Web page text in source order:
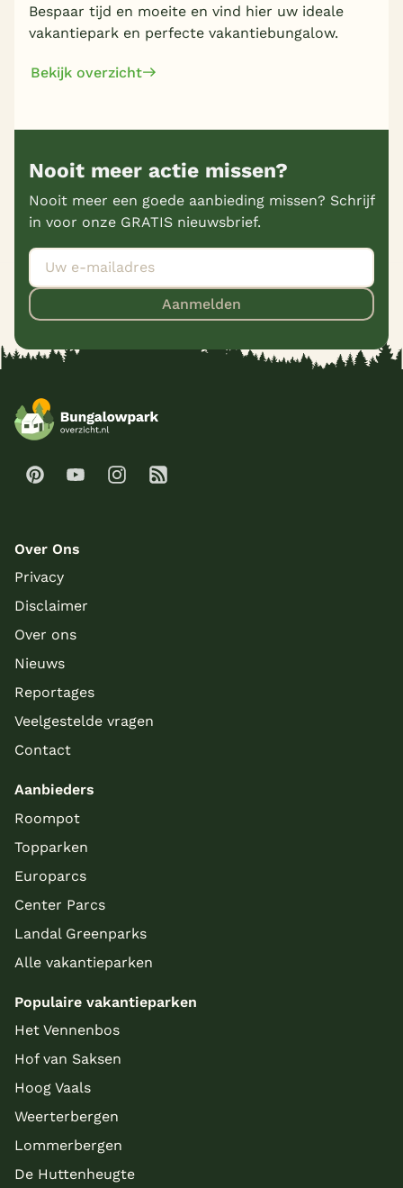
Bespaar tijd en moeite en vind hier uw ideale
vakantiepark en perfecte vakantiebungalow.
Bekijk overzicht
Nooit meer actie missen?
Nooit meer een goede aanbieding missen? Schrijf
in voor onze GRATIS nieuwsbrief.
Aanmelden
Over Ons
Privacy
Disclaimer
Over ons
Nieuws
Reportages
Veelgestelde vragen
Contact
Aanbieders
Roompot
Topparken
Europarcs
Center Parcs
Landal Greenparks
Alle vakantieparken
Populaire vakantieparken
Het Vennenbos
Hof van Saksen
Hoog Vaals
Weerterbergen
Lommerbergen
De Huttenheugte